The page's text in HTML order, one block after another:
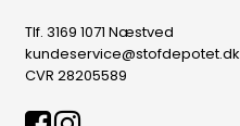
Tlf. 3169 1071 Næstved
kundeservice@stofdepotet.dk
CVR 28205589